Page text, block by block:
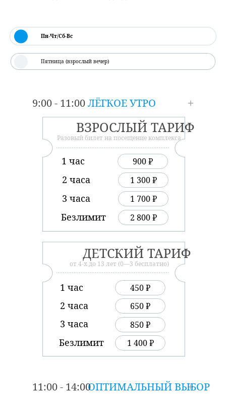
Пн-Чт/Сб-Вс
Пятница (взрослый вечер)
ЛЁГКОЕ УТРО
9:00 - 11:00
1 400 ₽
850 ₽
650 ₽
ДЕТСКИЙ ТАРИФ
Безлимит
3 часа
от 4-х до 13 лет (0—3 бесплатно)
2 часа
450 ₽
1 час
2 800 ₽
1 700 ₽
1 300 ₽
ВЗРОСЛЫЙ ТАРИФ
Безлимит
3 часа
Разовый билет на посещение комплекса
2 часа
900 ₽
1 час
ОПТИМАЛЬНЫЙ ВЫБОР
11:00 - 14:00